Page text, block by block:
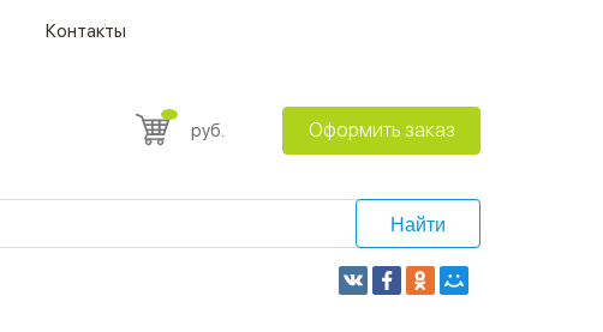
Контакты
руб. Оформить заказ
Найти